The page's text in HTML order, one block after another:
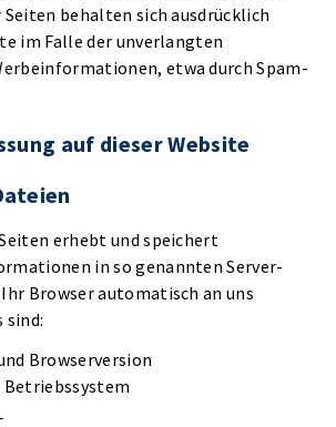
behalten sich ausdrücklich
im Falle der unverlangten
etwa durch Spam-
auf dieser Website
erhebt und speichert
in so genannten Server-
Browser automatisch an uns
Browserversion
Betriebssystem